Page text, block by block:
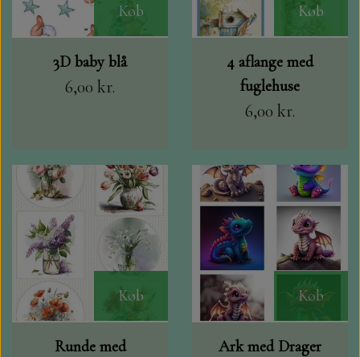
Køb
3D baby blå
6,00 kr.
Køb
4 aflange med
fuglehuse
6,00 kr.
Køb
Runde med
Køb
Ark med Drager